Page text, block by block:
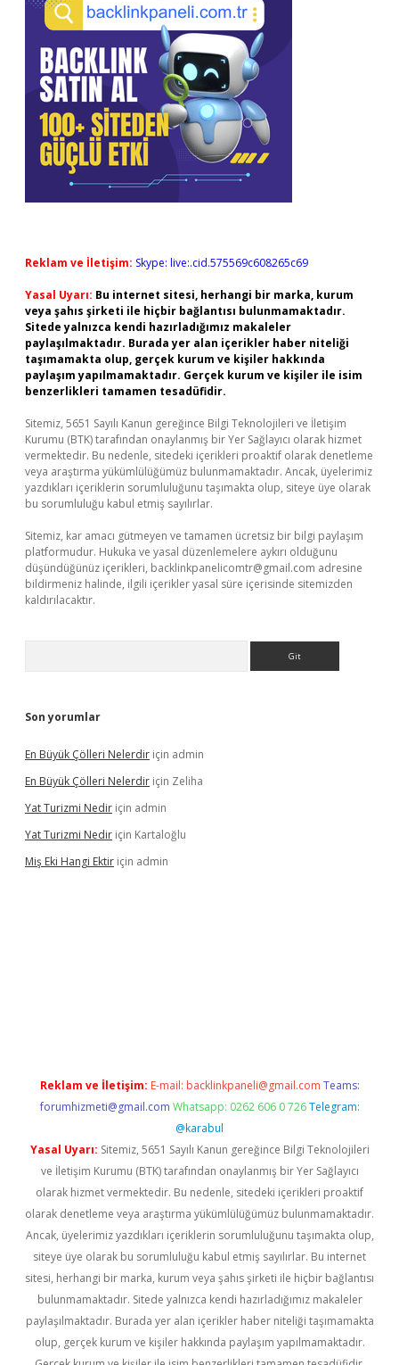
Reklam ve İletişim: Skype: live:.cid.575569c608265c69
Yasal Uyarı: Bu internet sitesi, herhangi bir marka, kurum
veya şahıs şirketi ile hiçbir bağlantısı bulunmamaktadır.
Sitede yalnızca kendi hazırladığımız makaleler
paylaşılmaktadır. Burada yer alan içerikler haber niteliği
taşımamakta olup, gerçek kurum ve kişiler hakkında
paylaşım yapılmamaktadır. Gerçek kurum ve kişiler ile isim
benzerlikleri tamamen tesadüfidir.
Sitemiz, 5651 Sayılı Kanun gereğince Bilgi Teknolojileri ve İletişim
Kurumu (BTK) tarafından onaylanmış bir Yer Sağlayıcı olarak hizmet
vermektedir. Bu nedenle, sitedeki içerikleri proaktif olarak denetleme
veya araştırma yükümlülüğümüz bulunmamaktadır. Ancak, üyelerimiz
yazdıkları içeriklerin sorumluluğunu taşımakta olup, siteye üye olarak
bu sorumluluğu kabul etmiş sayılırlar.
Sitemiz, kar amacı gütmeyen ve tamamen ücretsiz bir bilgi paylaşım
platformudur. Hukuka ve yasal düzenlemelere aykırı olduğunu
düşündüğünüz içerikleri, backlinkpanelicomtr@gmail.com adresine
bildirmeniz halinde, ilgili içerikler yasal süre içerisinde sitemizden
kaldırılacaktır.
Son yorumlar
En Büyük Çölleri Nelerdir için admin
En Büyük Çölleri Nelerdir için Zeliha
Yat Turizmi Nedir için admin
Yat Turizmi Nedir için Kartaloğlu
Miş Eki Hangi Ektir için admin
Reklam ve İletişim: E-mail: backlinkpaneli@gmail.com Teams:
forumhizmeti@gmail.com Whatsapp: 0262 606 0 726 Telegram:
@karabul
Yasal Uyarı: Sitemiz, 5651 Sayılı Kanun gereğince Bilgi Teknolojileri
ve İletişim Kurumu (BTK) tarafından onaylanmış bir Yer Sağlayıcı
olarak hizmet vermektedir. Bu nedenle, sitedeki içerikleri proaktif
olarak denetleme veya araştırma yükümlülüğümüz bulunmamaktadır.
Ancak, üyelerimiz yazdıkları içeriklerin sorumluluğunu taşımakta olup,
siteye üye olarak bu sorumluluğu kabul etmiş sayılırlar. Bu internet
sitesi, herhangi bir marka, kurum veya şahıs şirketi ile hiçbir bağlantısı
bulunmamaktadır. Sitede yalnızca kendi hazırladığımız makaleler
paylaşılmaktadır. Burada yer alan içerikler haber niteliği taşımamakta
olup, gerçek kurum ve kişiler hakkında paylaşım yapılmamaktadır.